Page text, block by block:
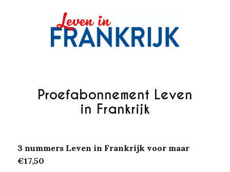
Proefabonnement Leven
in Frankrijk
3 nummers Leven in Frankrijk voor maar
€17,50